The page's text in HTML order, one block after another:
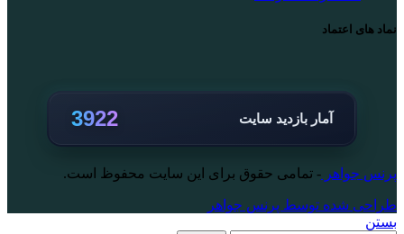
نماد های اعتماد
آمار بازدید سایت 3922
پرنس جواهر - تمامی حقوق برای این سایت محفوظ است.
طراحی شده توسط پرنس جواهر
بستن